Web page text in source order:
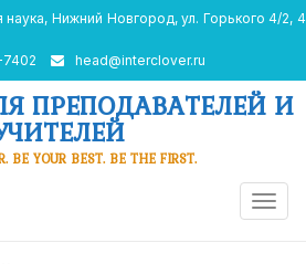
Нижний Новгород, ул. Горького 4/2, 4
head@interclover.ru
ПРЕПОДАВАТЕЛЕЙ И
BE YOUR BEST. BE THE FIRST.